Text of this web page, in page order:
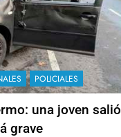
POLICIALES
una joven salió
grave